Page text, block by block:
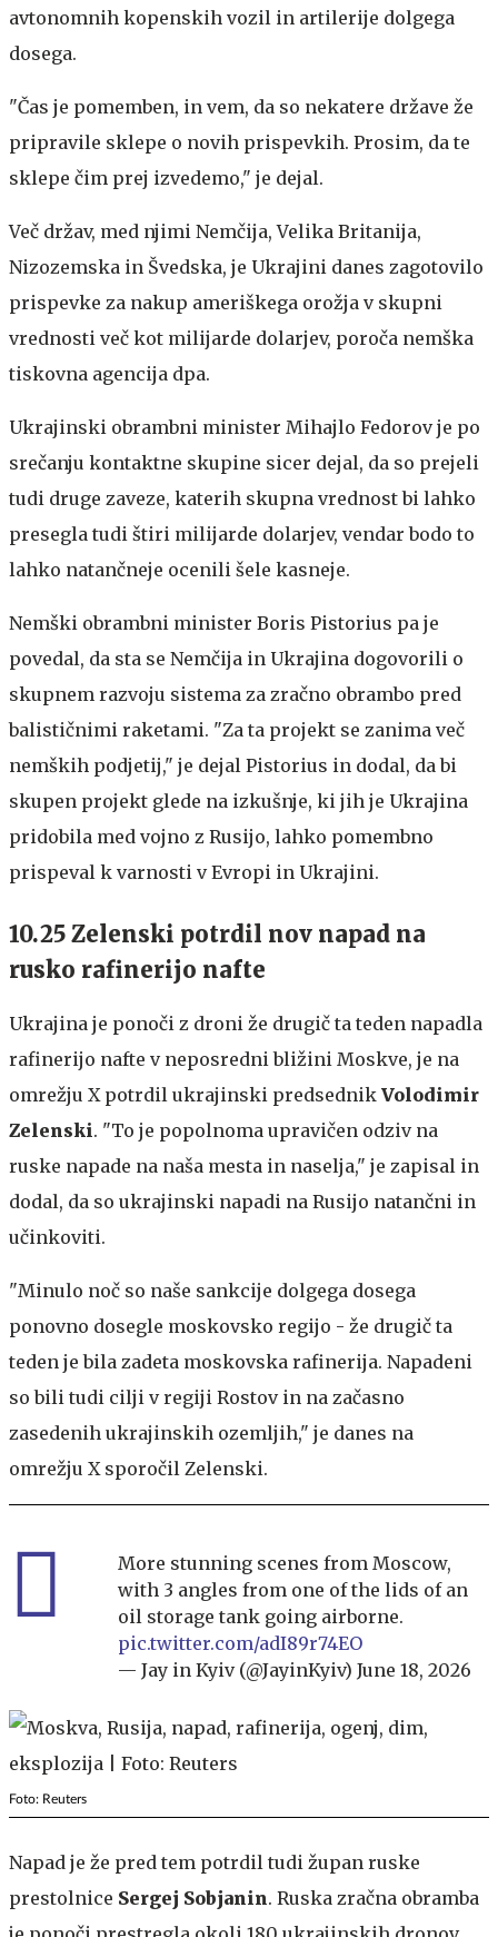
avtonomnih kopenskih vozil in artilerije dolgega
dosega.
"Čas je pomemben, in vem, da so nekatere države že
pripravile sklepe o novih prispevkih. Prosim, da te
sklepe čim prej izvedemo," je dejal.
Več držav, med njimi Nemčija, Velika Britanija,
Nizozemska in Švedska, je Ukrajini danes zagotovilo
prispevke za nakup ameriškega orožja v skupni
vrednosti več kot milijarde dolarjev, poroča nemška
tiskovna agencija dpa.
Ukrajinski obrambni minister Mihajlo Fedorov je po
srečanju kontaktne skupine sicer dejal, da so prejeli
tudi druge zaveze, katerih skupna vrednost bi lahko
presegla tudi štiri milijarde dolarjev, vendar bodo to
lahko natančneje ocenili šele kasneje.
Nemški obrambni minister Boris Pistorius pa je
povedal, da sta se Nemčija in Ukrajina dogovorili o
skupnem razvoju sistema za zračno obrambo pred
balističnimi raketami. "Za ta projekt se zanima več
nemških podjetij," je dejal Pistorius in dodal, da bi
skupen projekt glede na izkušnje, ki jih je Ukrajina
pridobila med vojno z Rusijo, lahko pomembno
prispeval k varnosti v Evropi in Ukrajini.
10.25 Zelenski potrdil nov napad na
rusko rafinerijo nafte
Ukrajina je ponoči z droni že drugič ta teden napadla
rafinerijo nafte v neposredni bližini Moskve, je na
omrežju X potrdil ukrajinski predsednik Volodimir
Zelenski. "To je popolnoma upravičen odziv na
ruske napade na naša mesta in naselja," je zapisal in
dodal, da so ukrajinski napadi na Rusijo natančni in
učinkoviti.
"Minulo noč so naše sankcije dolgega dosega
ponovno dosegle moskovsko regijo - že drugič ta
teden je bila zadeta moskovska rafinerija. Napadeni
so bili tudi cilji v regiji Rostov in na začasno
zasedenih ukrajinskih ozemljih," je danes na
omrežju X sporočil Zelenski.
More stunning scenes from Moscow,
with 3 angles from one of the lids of an
oil storage tank going airborne.
pic.twitter.com/adI89r74EO
— Jay in Kyiv (@JayinKyiv) June 18, 2026
Foto: Reuters
Napad je že pred tem potrdil tudi župan ruske
prestolnice Sergej Sobjanin. Ruska zračna obramba